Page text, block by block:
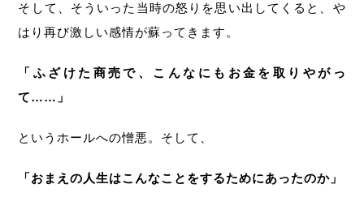
そして、そういった当時の怒りを思い出してくると、や
はり再び激しい感情が蘇ってきます。
「ふざけた商売で、こんなにもお金を取りやがっ
て……」
というホールへの憎悪。そして、
「おまえの人生はこんなことをするためにあったのか」